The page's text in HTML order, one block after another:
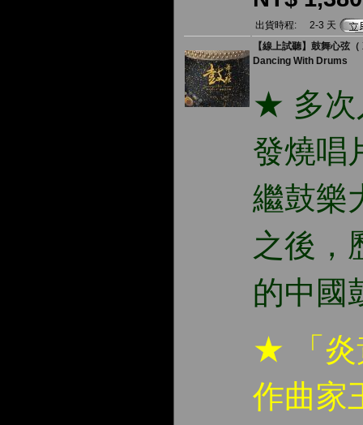
出貨時程:
2-3 天
【線上試聽】鼓舞心弦
Dancing With Drums
★ 多次
發燒唱
繼鼓樂
之後，
的中國
★ 「炎
作曲家